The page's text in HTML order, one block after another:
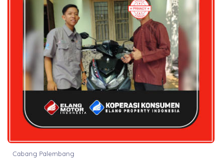
Cabang Palembang